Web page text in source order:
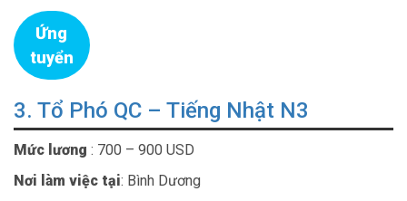
Ứng
tuyển
3. Tổ Phó QC – Tiếng Nhật N3
Mức lương : 700 – 900 USD
Nơi làm việc tại: Bình Dương